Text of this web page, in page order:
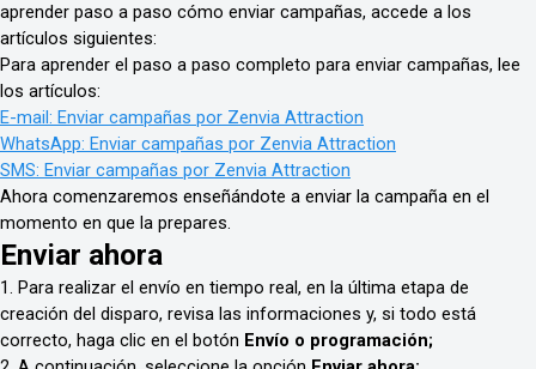
aprender paso a paso cómo enviar campañas, accede a los
artículos siguientes:
Para aprender el paso a paso completo para enviar campañas, lee
los artículos:
E-mail: Enviar campañas por Zenvia Attraction
WhatsApp: Enviar campañas por Zenvia Attraction
SMS: Enviar campañas por Zenvia Attraction
Ahora comenzaremos enseñándote a enviar la campaña en el
momento en que la prepares.
Enviar ahora
1. Para realizar el envío en tiempo real, en la última etapa de
creación del disparo, revisa las informaciones y, si todo está
correcto, haga clic en el botón Envío o programación;